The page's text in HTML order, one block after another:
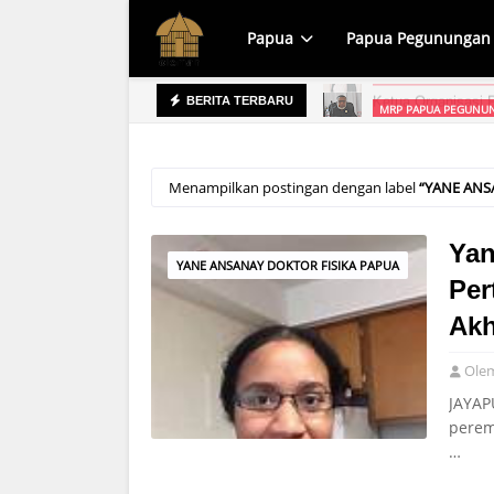
Papua Papua Pegunungan
BERITA TERBARU MRP PAPUA
Menampilkan postingan dengan label YANE
YANE ANSANAY DOKTOR FISIKA PAPUA
…